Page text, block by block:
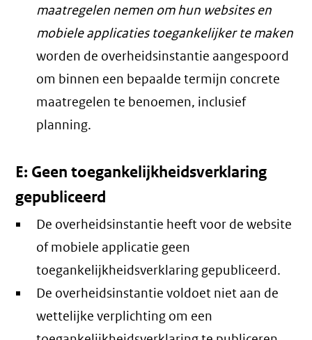
maatregelen nemen om hun websites en
mobiele applicaties toegankelijker te maken
worden de overheidsinstantie aangespoord
om binnen een bepaalde termijn concrete
maatregelen te benoemen, inclusief
planning.
E: Geen toegankelijkheidsverklaring
gepubliceerd
De overheidsinstantie heeft voor de website
of mobiele applicatie geen
toegankelijkheidsverklaring gepubliceerd.
De overheidsinstantie voldoet niet aan de
wettelijke verplichting om een